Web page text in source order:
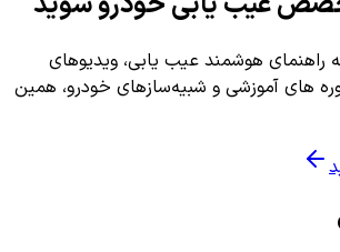
راهنمای هوشمند عیب یابی، ویدیوهای
های آموزشی و شبیه‌سازهای خودرو، همین